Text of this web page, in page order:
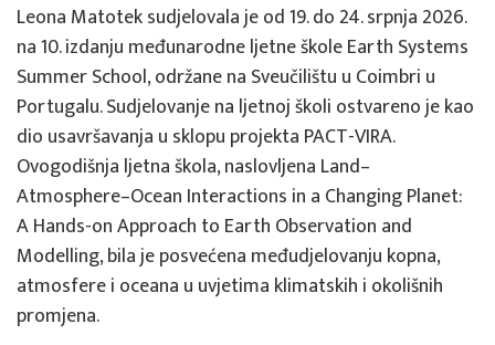
Leona Matotek sudjelovala je od 19. do 24. srpnja 2026.
na 10. izdanju međunarodne ljetne škole Earth Systems
Summer School, održane na Sveučilištu u Coimbri u
Portugalu. Sudjelovanje na ljetnoj školi ostvareno je kao
dio usavršavanja u sklopu projekta PACT-VIRA.
Ovogodišnja ljetna škola, naslovljena Land–
Atmosphere–Ocean Interactions in a Changing Planet:
A Hands-on Approach to Earth Observation and
Modelling, bila je posvećena međudjelovanju kopna,
atmosfere i oceana u uvjetima klimatskih i okolišnih
promjena.